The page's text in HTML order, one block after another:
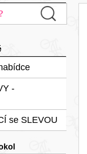
-
se SLEVOU